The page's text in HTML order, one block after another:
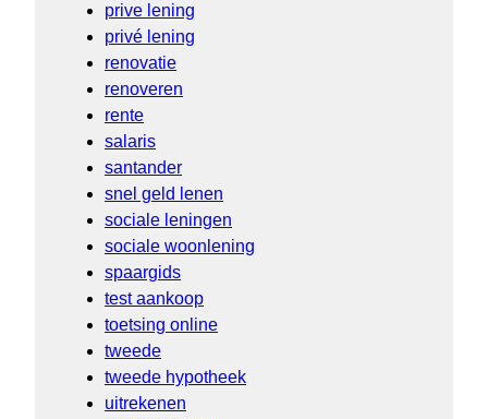
prive lening
privé lening
renovatie
renoveren
rente
salaris
santander
snel geld lenen
sociale leningen
sociale woonlening
spaargids
test aankoop
toetsing online
tweede
tweede hypotheek
uitrekenen